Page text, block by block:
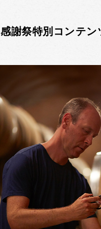
感謝祭特別コンテ